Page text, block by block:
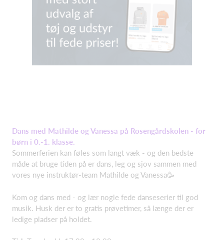
Dans med Mathilde og Vanessa på Rosengårdskolen - for
børn i 0.-1. klasse.
Sommerferien kan føles som langt væk - og den bedste
måde at bruge tiden på er dans, leg og sjov sammen med
vores nye instruktør-team Mathilde og Vanessa🥳
Kom og dans med - og lær nogle fede danseserier til god
musik. Husk der er to gratis prøvetimer, så længe der er
ledige pladser på holdet.